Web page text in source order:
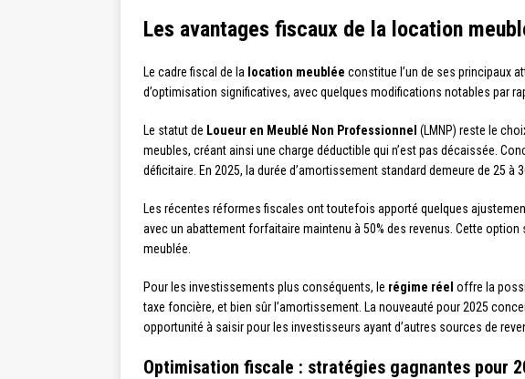
Les avantages fiscaux de la location
Le cadre fiscal de la location meublée constitue l’un de ses principaux
d’optimisation significatives, avec quelques modifications notables par
Le statut de Loueur en Meublé Non Professionnel (LMNP) reste le
meubles, créant ainsi une charge déductible qui n’est pas décaissée.
déficitaire. En 2025, la durée d’amortissement standard demeure de 25
Les récentes réformes fiscales ont toutefois apporté quelques
avec un abattement forfaitaire maintenu à 50% des revenus. Cette
meublée.
Pour les investissements plus conséquents, le régime réel offre la
taxe foncière, et bien sûr l’amortissement. La nouveauté pour 2025
opportunité à saisir pour les investisseurs ayant d’autres sources de
Optimisation fiscale : stratégies gagnantes pour